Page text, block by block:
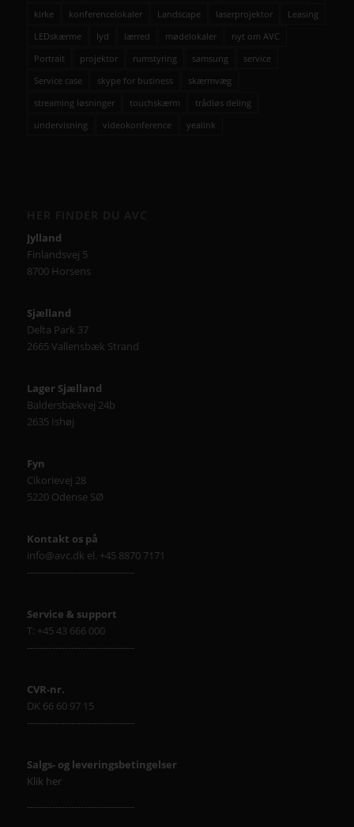
kirke
konferencelokaler Landscape laserprojektor
Leasing
LEDskærme
lyd lærred mødelokaler
nyt om AVC
Portrait
projektor rumstyring samsung
service
Service case
skype for business
skærmvæg
streaming løsninger
touchskærm
trådløs deling
undervisning
videokonference yealink
Jylland
Finlandsvej 5
8700 Horsens
Sjælland
Delta Park 37
2665 Vallensbæk Strand
Lager Sjælland
Baldersbækvej 24b
2635 Ishøj
Fyn
Cikorievej 28
5220 Odense SØ
Kontakt os på
info@avc.dk el. +45 8870 7171
----------------------------------
Service & support
T: +45 43 666 000
----------------------------------
CVR-nr.
DK 66 60 97 15
----------------------------------
Salgs- og leveringsbetingelser
Klik her
----------------------------------